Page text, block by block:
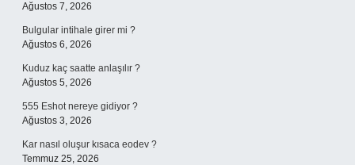
Ağustos 7, 2026
Bulgular intihale girer mi ?
Ağustos 6, 2026
Kuduz kaç saatte anlaşılır ?
Ağustos 5, 2026
555 Eshot nereye gidiyor ?
Ağustos 3, 2026
Kar nasıl oluşur kısaca eodev ?
Temmuz 25, 2026